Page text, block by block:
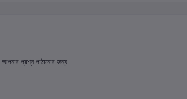
আপনার প্রশ্ন পাঠানোর জন্য